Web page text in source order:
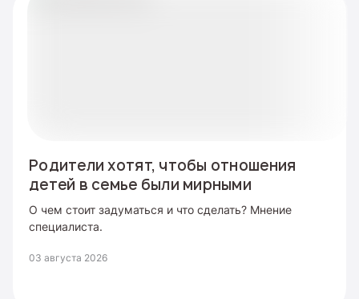
Родители хотят, чтобы отношения
детей в семье были мирными
О чем стоит задуматься и что сделать? Мнение
специалиста.
03 августа 2026